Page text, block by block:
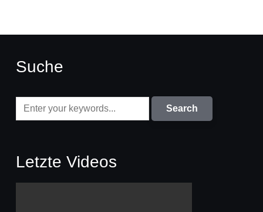
Suche
Letzte Videos